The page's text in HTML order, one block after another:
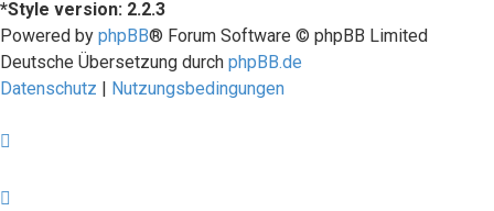
*Style version: 2.2.3
Powered by phpBB® Forum Software © phpBB Limited
Deutsche Übersetzung durch phpBB.de
Datenschutz | Nutzungsbedingungen